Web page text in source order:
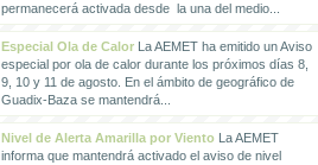
permanecerá activada desde la una del medio...
Especial Ola de CalorLa AEMET ha emitido un Aviso
especial por ola de calor durante los próximos días 8,
9, 10 y 11 de agosto. En el ámbito de geográfico de
Guadix-Baza se mantendrá...
Nivel de Alerta Amarilla por VientoLa AEMET
informa que mantendrá activado el aviso de nivel